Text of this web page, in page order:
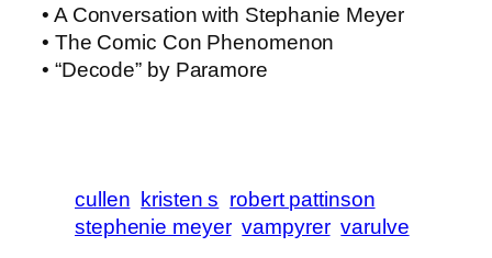
• A Conversation with Stephanie Meyer
• The Comic Con Phenomenon
• “Decode” by Paramore
cullen kristen s robert pattinson
stephenie meyer vampyrer varulve